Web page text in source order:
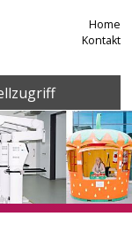
Home
Kontakt